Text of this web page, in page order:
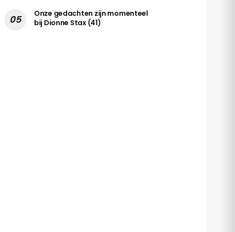
Onze gedachten zijn momenteel
bij Dionne Stax (41)